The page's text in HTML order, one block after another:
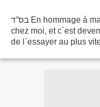
בס"ד En hommage à ma tres chere Piroulie. Ce moelleux a fait des ravages
chez moi, et c`est
de l`essayer au plus